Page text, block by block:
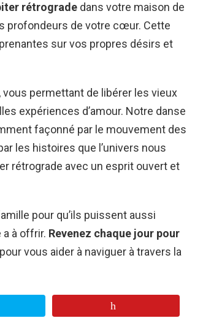
rétrograde dans votre maison de
profondeurs de votre cœur. Cette
sur vos propres désirs et
permettant de libérer les vieux
expériences d’amour. Notre danse
façonné par le mouvement des
les histoires que l’univers nous
rétrograde avec un esprit ouvert et
pour qu’ils puissent aussi
à offrir. Revenez chaque jour pour
vous aider à naviguer à travers la